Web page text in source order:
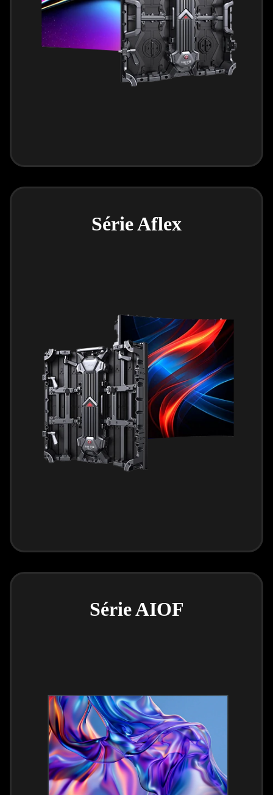
Série Aflex
Série AIOF